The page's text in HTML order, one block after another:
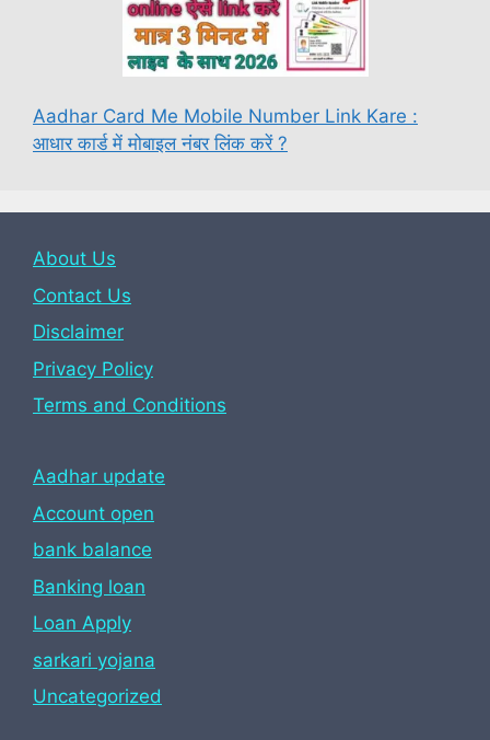
Aadhar Card Me Mobile Number Link Kare :
आधार कार्ड में मोबाइल नंबर लिंक करें ?
About Us
Contact Us
Disclaimer
Privacy Policy
Terms and Conditions
Aadhar update
Account open
bank balance
Banking loan
Loan Apply
sarkari yojana
Uncategorized